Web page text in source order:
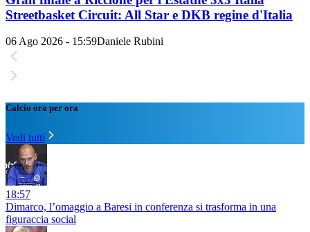
Streetbasket Circuit: All Star e DKB regine d'Italia
06 Ago 2026 - 15:59Daniele Rubini
Calcio ora per ora
Vedi tutti
18:57
Dimarco, l’omaggio a Baresi in conferenza si trasforma in una
figuraccia social